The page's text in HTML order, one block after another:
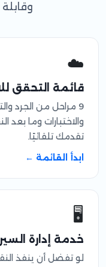
☁️
قائمة التحقق
9 مراحل من الجرد
تقدمك تلقائيًا.
ابدأ القائمة ←
🖥️
خدمة إدارة
لو تفضل أن ينفذ